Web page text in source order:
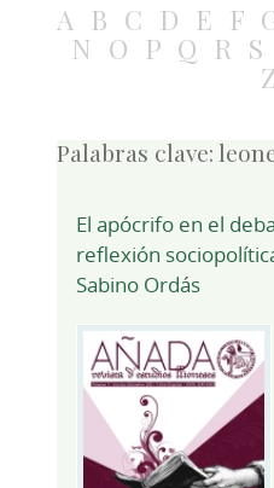
A B C D E F
N O P Q R S
Z
Palabras clave:
El apócrifo en el
reflexión
Sabino Ordás